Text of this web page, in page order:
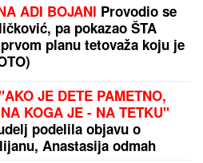
ADI BOJANI Provodio se
pa pokazao ŠTA
planu tetovaža koju je
JE DETE PAMETNO,
KOGA JE - NA TETKU"
podelila objavu o
Anastasija odmah